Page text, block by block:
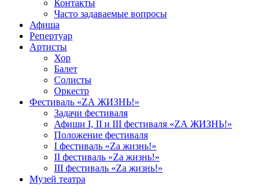
Контакты
Часто задаваемые вопросы
Афиша
Репертуар
Артисты
Хор
Балет
Солисты
Оркестр
Фестиваль «ZА ЖИЗНЬ!»
Задачи фестиваля
Афиши I, II и III фестиваля «ZА ЖИЗНЬ!»
Положение фестиваля
I фестиваль «Zа жизнь!»
II фестиваль «Zа жизнь!»
III фестиваль «Zа жизнь!»
Музей театра